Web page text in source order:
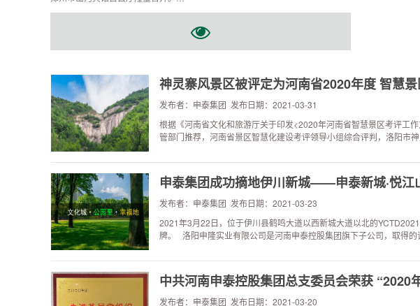
神灵寨风景区被评定为河南省2020年度 智慧
发布者：申泰集团 发布日期：2021-03-31
根据《河南省文化和旅游厅关于印发<2020年河南省智慧景区考评工
管部门推荐，河南省景区智慧化建设考评领导小组综合评判，洛阳市神
申泰集团成功摘地伊川新城——申泰新城·悦江
发布者：申泰集团 发布日期：2021-03-23
2021年3月22日，位于伊川县鹤鸣大道以西新城大道以北的
牌。 洛阳申隆实业有限公司是河南申泰控股集团旗下子公司，取得的
中共河南申泰控股集团总支委员会荣获 “2020
发布者：申泰集团 发布日期：2021-03-20